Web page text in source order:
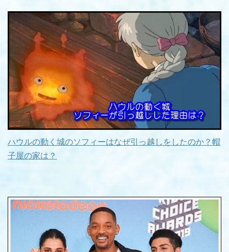
ハウルの動く城のソフィーはなぜ引っ越しをしたのか？帽
子屋の家は？